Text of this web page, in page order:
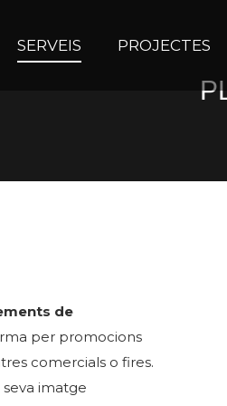
SERVEIS PROJECTES
de
per promocions
comercials o fires.
imatge